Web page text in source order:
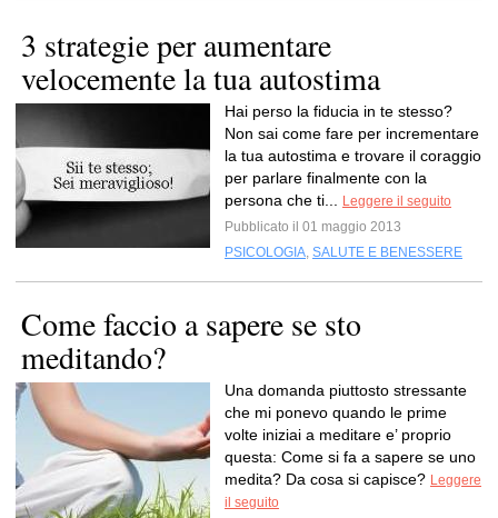
3 strategie per aumentare
velocemente la tua autostima
Hai perso la fiducia in te stesso?
Non sai come fare per incrementare
la tua autostima e trovare il coraggio
per parlare finalmente con la
persona che ti...
Leggere il seguito
Pubblicato il 01 maggio 2013
PSICOLOGIA, SALUTE E BENESSERE
Come faccio a sapere se sto
meditando?
Una domanda piuttosto stressante
che mi ponevo quando le prime
volte iniziai a meditare e’ proprio
questa: Come si fa a sapere se uno
medita? Da cosa si capisce? Leggere
il seguito